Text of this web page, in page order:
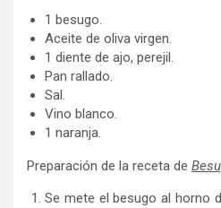
1 besugo.
Aceite de oliva virgen.
1 diente de ajo, perejil.
Pan rallado.
Sal.
Vino blanco.
1 naranja.
Preparación de la receta de
Se mete el besugo al horno